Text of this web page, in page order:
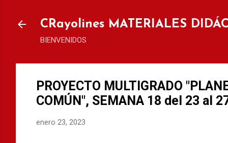
CRayolines MATERIALES
BIENVENIDOS
PROYECTO MULTIGRADO
COMÚN", SEMANA 18 del 23 al
enero 23, 2023